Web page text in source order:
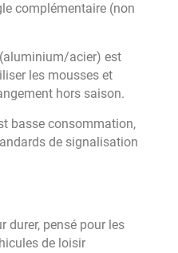
complémentaire (non
acier) est
les mousses et
hors saison.
basse consommation,
de signalisation
durer, pensé pour les
de loisir